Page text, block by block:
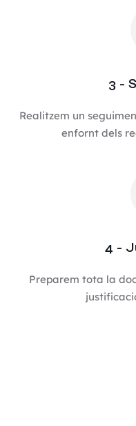
3 -
Realitzem un
enfornt dels
4 -
Preparem tota la